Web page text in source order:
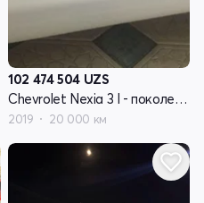
102 474 504 UZS
Chevrolet Nexia 3 I - поколение
2019 20 000 км